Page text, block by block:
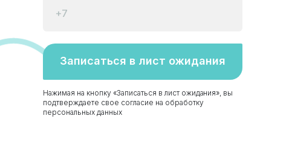
Записаться в лист ожидания
Нажимая на кнопку «Записаться в лист ожидания», вы
подтверждаете свое согласие на обработку
персональных данных